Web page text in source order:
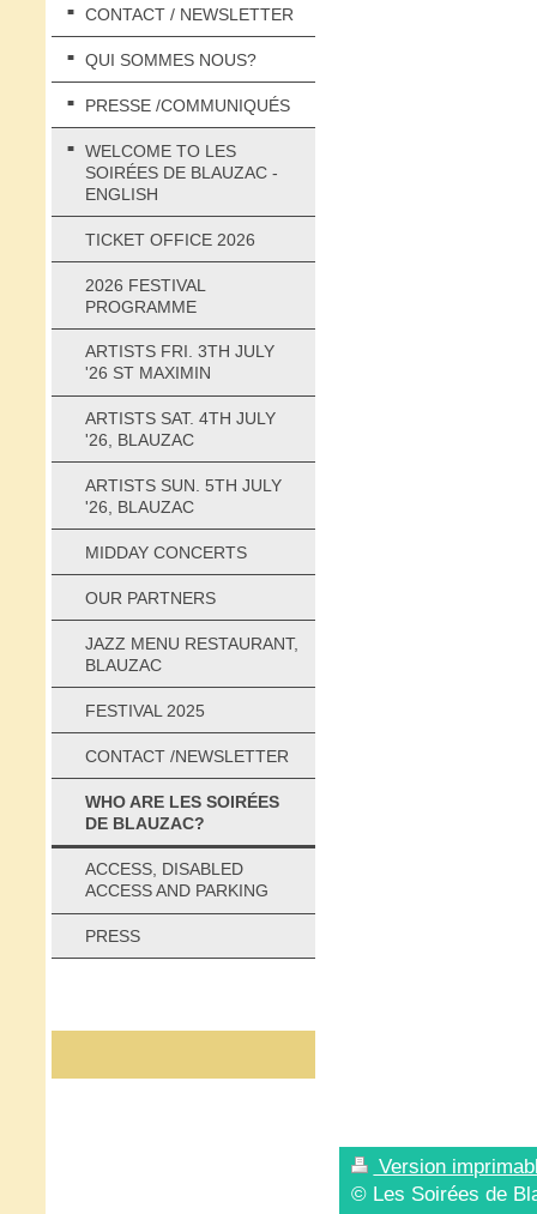
CONTACT / NEWSLETTER
QUI SOMMES NOUS?
PRESSE /COMMUNIQUÉS
WELCOME TO LES
SOIRÉES DE BLAUZAC -
ENGLISH
TICKET OFFICE 2026
2026 FESTIVAL
PROGRAMME
ARTISTS FRI. 3TH JULY
'26 ST MAXIMIN
ARTISTS SAT. 4TH JULY
'26, BLAUZAC
ARTISTS SUN. 5TH JULY
'26, BLAUZAC
MIDDAY CONCERTS
OUR PARTNERS
JAZZ MENU RESTAURANT,
BLAUZAC
FESTIVAL 2025
CONTACT /NEWSLETTER
WHO ARE LES SOIRÉES
DE BLAUZAC?
ACCESS, DISABLED
ACCESS AND PARKING
PRESS
Version
© Les Soirées de